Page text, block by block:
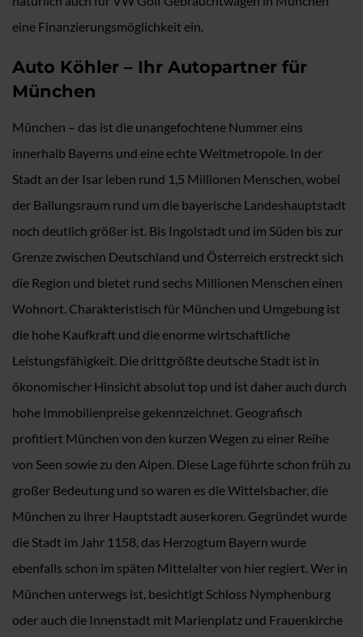
eine Finanzierungsmöglichkeit ein.
Auto Köhler – Ihr Autopartner für
München
München – das ist die unangefochtene Nummer eins
innerhalb Bayerns und eine echte Weltmetropole. In der
Stadt an der Isar leben rund 1,5 Millionen Menschen, wobei
der Ballungsraum rund um die bayerische Landeshauptstadt
noch deutlich größer ist. Bis Ingolstadt und im Süden bis zur
Grenze zwischen Deutschland und Österreich erstreckt sich
die Region und bietet rund sechs Millionen Menschen einen
Wohnort. Charakteristisch für München und Umgebung ist
die hohe Kaufkraft und die enorme wirtschaftliche
Leistungsfähigkeit. Die drittgrößte deutsche Stadt ist in
ökonomischer Hinsicht absolut top und ist daher auch durch
hohe Immobilienpreise gekennzeichnet. Geografisch
profitiert München von den kurzen Wegen zu einer Reihe
von Seen sowie zu den Alpen. Diese Lage führte schon früh zu
großer Bedeutung und so waren es die Wittelsbacher, die
München zu ihrer Hauptstadt auserkoren. Gegründet wurde
die Stadt im Jahr 1158, das Herzogtum Bayern wurde
ebenfalls schon im späten Mittelalter von hier regiert. Wer in
München unterwegs ist, besichtigt Schloss Nymphenburg
oder auch die Innenstadt mit Marienplatz und Frauenkirche